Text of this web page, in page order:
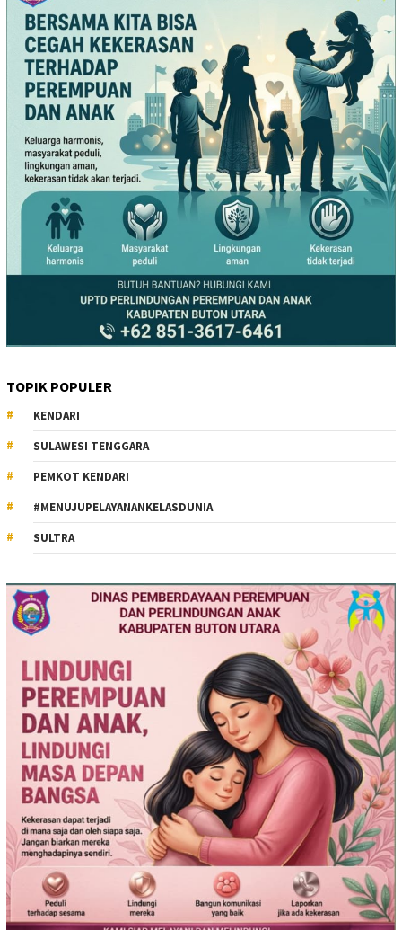
TOPIK POPULER
KENDARI
SULAWESI TENGGARA
PEMKOT KENDARI
#MENUJUPELAYANANKELASDUNIA
SULTRA